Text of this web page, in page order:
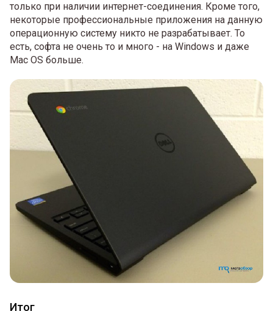
только при наличии интернет-соединения. Кроме того,
некоторые профессиональные приложения на данную
операционную систему никто не разрабатывает. То
есть, софта не очень то и много - на Windows и даже
Mac OS больше.
Итог